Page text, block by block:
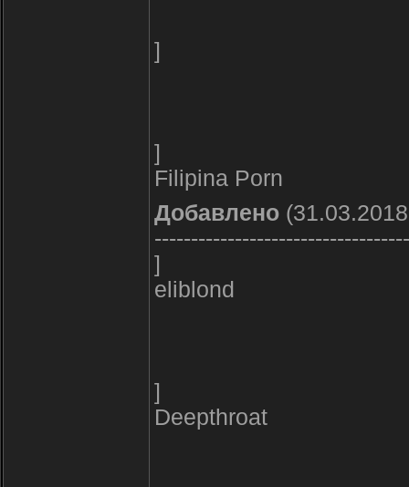
]
]
Filipina Porn
Добавлено
]
eliblond
]
Deepthroat